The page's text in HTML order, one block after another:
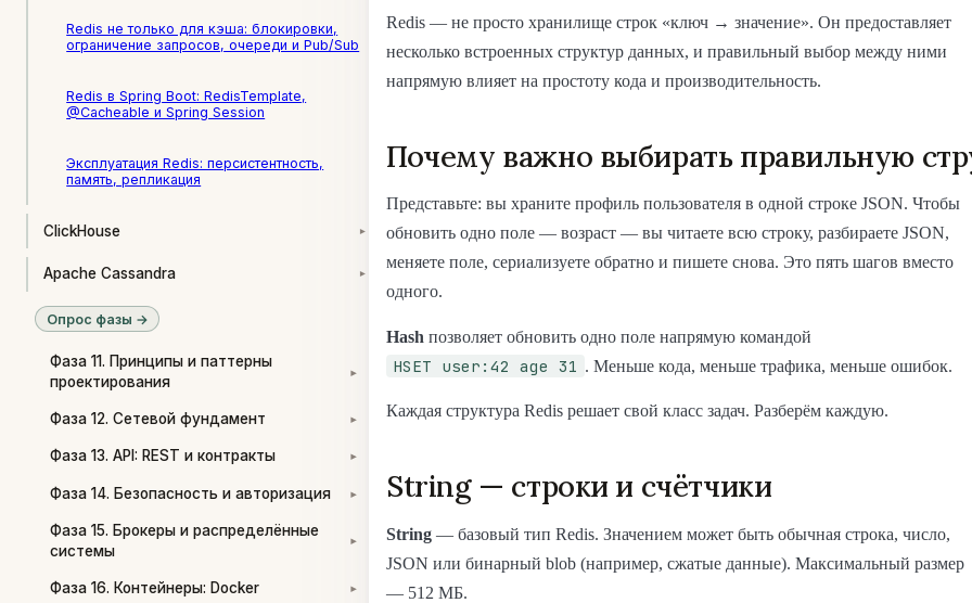
Redis не только для кэша: блокировки,
ограничение запросов, очереди и Pub/Sub
Redis в Spring Boot: RedisTemplate,
@Cacheable и Spring Session
Эксплуатация Redis: персистентность,
память, репликация
ClickHouse ▾
Apache Cassandra ▾
Опрос фазы →
Фаза 11. Принципы и паттерны
проектирования
▾
Фаза 12. Сетевой фундамент ▾
Фаза 13. API: REST и контракты ▾
Фаза 14. Безопасность и авторизация ▾
Фаза 15. Брокеры и распределённые
системы
▾
Фаза 16. Контейнеры: Docker ▾
Redis — не просто хранилище строк «ключ → значение». Он предоставляет
несколько встроенных структур данных, и правильный выбор между ними
напрямую влияет на простоту кода и производительность.
Почему важно выбирать правильную
Представьте: вы храните профиль пользователя в одной строке JSON. Чтобы
обновить одно поле — возраст — вы читаете всю строку, разбираете JSON,
меняете поле, сериализуете обратно и пишете снова. Это пять шагов вместо
одного.
Hash позволяет обновить одно поле напрямую командой
HSET user:42 age 31 . Меньше кода, меньше трафика, меньше ошибок.
Каждая структура Redis решает свой класс задач. Разберём каждую.
String — строки и счётчики
String — базовый тип Redis. Значением может быть обычная строка, число,
JSON или бинарный blob (например, сжатые данные). Максимальный размер
— 512 МБ.